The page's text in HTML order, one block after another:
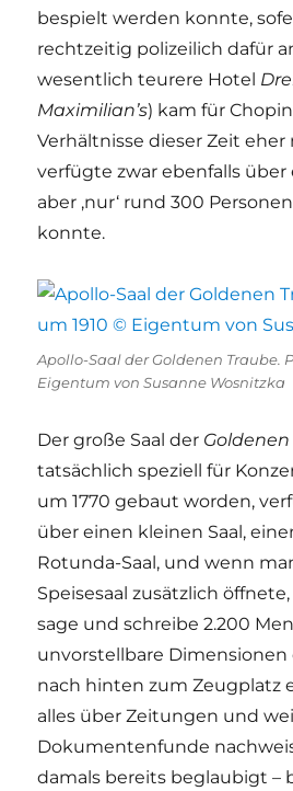
bespielt werden konnte,
rechtzeitig polizeilich dafür
wesentlich teurere Hotel
Maximilian’s) kam für
Verhältnisse dieser Zeit eher
verfügte zwar ebenfalls über
aber ‚nur‘ rund 300
konnte.
Apollo-Saal der Goldenen Traube.
Eigentum von Susanne Wosnitzka
Der große Saal der
tatsächlich speziell für
um 1770 gebaut worden,
über einen kleinen Saal,
Rotunda-Saal, und wenn
Speisesaal zusätzlich
sage und schreibe 2.200
unvorstellbare Dimensionen
nach hinten zum Zeugplatz
alles über Zeitungen und
Dokumentenfunde
damals bereits beglaubigt –